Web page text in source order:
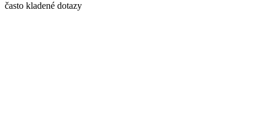
často kladené dotazy